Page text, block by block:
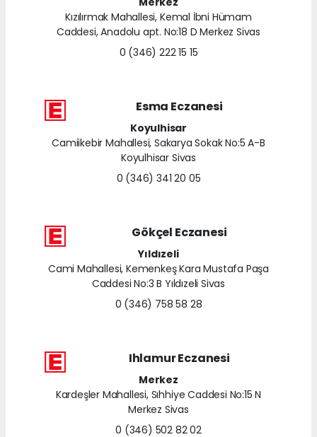
Kızılırmak Mahallesi, Kemal İbni Hümam
Caddesi, Anadolu apt. No:18 D Merkez Sivas
0 (346) 222 15 15
Esma Eczanesi
Koyulhisar
Camiikebir Mahallesi, Sakarya Sokak No:5 A-B
Koyulhisar Sivas
0 (346) 341 20 05
Gökçel Eczanesi
Yıldızeli
Cami Mahallesi, Kemenkeş Kara Mustafa Paşa
Caddesi No:3 B Yıldızeli Sivas
0 (346) 758 58 28
Ihlamur Eczanesi
Merkez
Kardeşler Mahallesi, Sıhhiye Caddesi No:15 N
Merkez Sivas
0 (346) 502 82 02